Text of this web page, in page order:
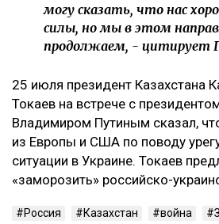
могу сказать, что нас
силы, но мы в этом
продолжаем, - цитирует
‎25 июля президент Казахстана
Токаев на встрече с
Владимиром Путиным сказал,
из Европы и США по поводу
ситуации в Украине. Токаев
«заморозить» российско-
Россия Казахстан война